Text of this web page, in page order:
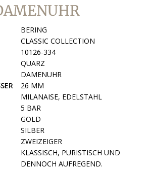
BERING
CLASSIC COLLECTION
10126-334
QUARZ
DAMENUHR
26 MM
MILANAISE, EDELSTAHL
5 BAR
GOLD
SILBER
ZWEIZEIGER
KLASSISCH, PURISTISCH UND
DENNOCH AUFREGEND.